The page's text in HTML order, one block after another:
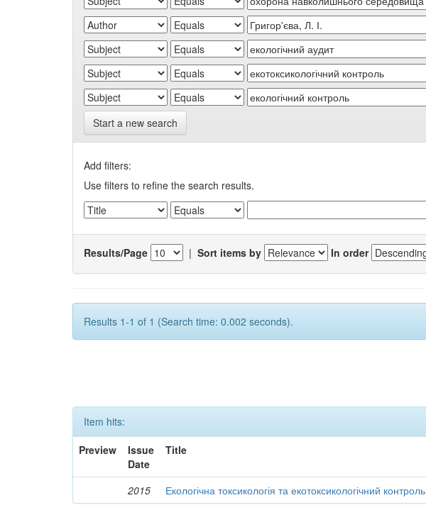
Start a new search
Add filters:
Use filters to refine the search results.
Results/Page | Sort items by In order
Results 1-1 of 1 (Search time: 0.002 seconds).
Item hits:
Preview
Issue
Date
Title
2015 Екологічна токсикологія та екотоксикологічний контроль